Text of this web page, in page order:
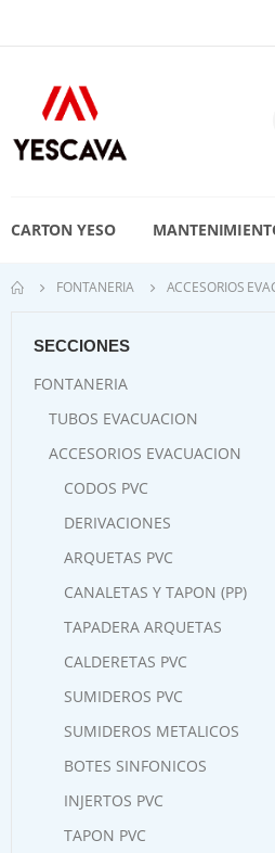
CARTON YESO
FONTANERIA ACCESORIOS
SECCIONES
FONTANERIA
TUBOS EVACUACION
ACCESORIOS EVACUACION
CODOS PVC
DERIVACIONES
ARQUETAS PVC
CANALETAS Y TAPON (PP)
TAPADERA ARQUETAS
CALDERETAS PVC
SUMIDEROS PVC
SUMIDEROS METALICOS
BOTES SINFONICOS
INJERTOS PVC
TAPON PVC